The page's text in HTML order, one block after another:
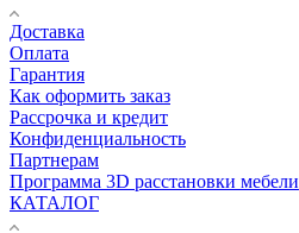
Доставка
Оплата
Гарантия
Как оформить заказ
Рассрочка и кредит
Конфиденциальность
Партнерам
Программа 3D расстановки мебели
КАТАЛОГ